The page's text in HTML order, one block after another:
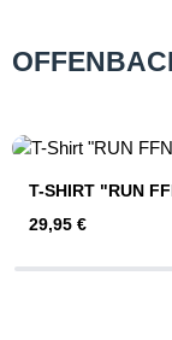
T-SHIRT "RUN
Regulärer Preis:
29,95 €